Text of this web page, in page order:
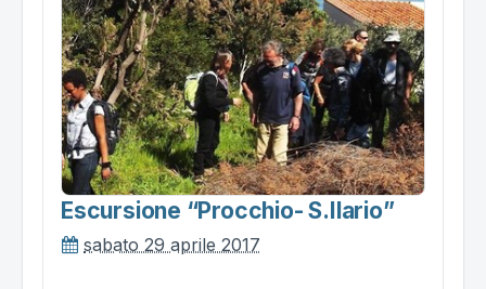
Escursione “procchio- S.ilario”
sabato 29 aprile 2017